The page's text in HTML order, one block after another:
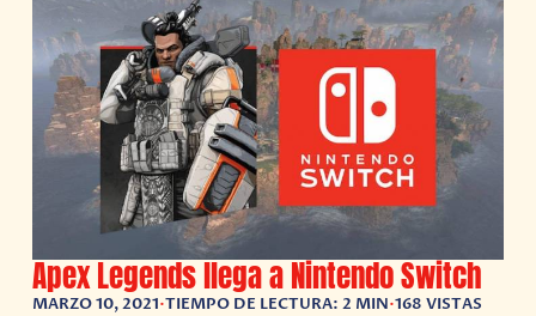
Apex Legends llega a Nintendo Switch
MARZO 10, 2021•TIEMPO DE LECTURA: 2 MIN•168 VISTAS